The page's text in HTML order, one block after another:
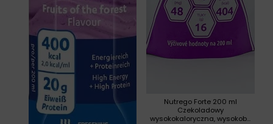
Nutrego Forte 200 ml
Czekoladowy
wysokokaloryczna, wysokob...